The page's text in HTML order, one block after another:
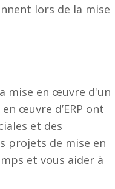
lors de la mise
mise en œuvre d'un
œuvre d’ERP ont
et des
projets de mise en
et vous aider à